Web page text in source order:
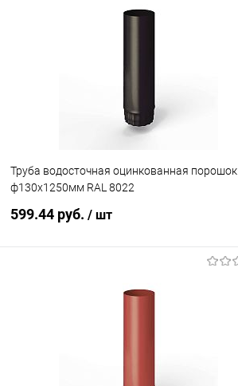
Труба водосточная оцинкованная порошок
ф130х1250мм RAL 8022
599.44 руб. / шт